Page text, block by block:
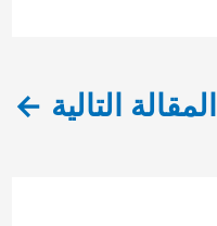
المقالة التالية ←